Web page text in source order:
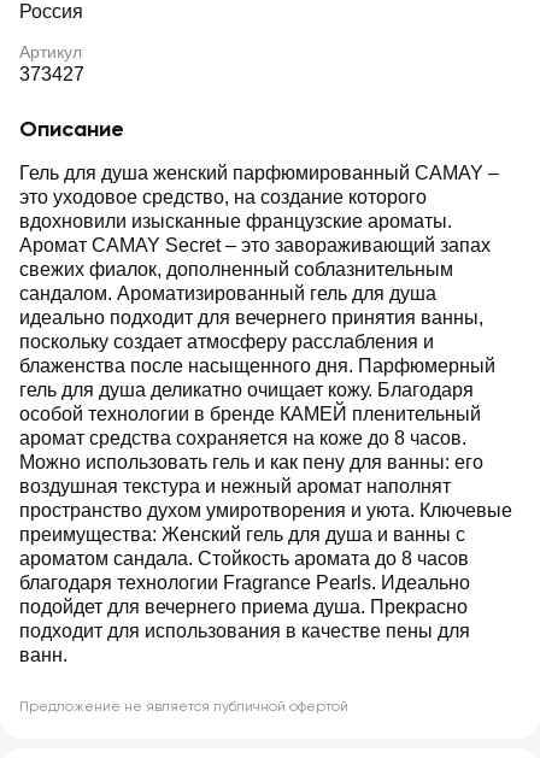
Россия
Артикул
373427
Описание
Гель для душа женский парфюмированный CAMAY –
это уходовое средство, на создание которого
вдохновили изысканные французские ароматы.
Аромат CAMAY Secret – это завораживающий запах
свежих фиалок, дополненный соблазнительным
сандалом. Ароматизированный гель для душа
идеально подходит для вечернего принятия ванны,
поскольку создает атмосферу расслабления и
блаженства после насыщенного дня. Парфюмерный
гель для душа деликатно очищает кожу. Благодаря
особой технологии в бренде КАМЕЙ пленительный
аромат средства сохраняется на коже до 8 часов.
Можно использовать гель и как пену для ванны: его
воздушная текстура и нежный аромат наполнят
пространство духом умиротворения и уюта. Ключевые
преимущества: Женский гель для душа и ванны с
ароматом сандала. Стойкость аромата до 8 часов
благодаря технологии Fragrance Pearls. Идеально
подойдет для вечернего приема душа. Прекрасно
подходит для использования в качестве пены для
ванн.
Предложение не является публичной офертой